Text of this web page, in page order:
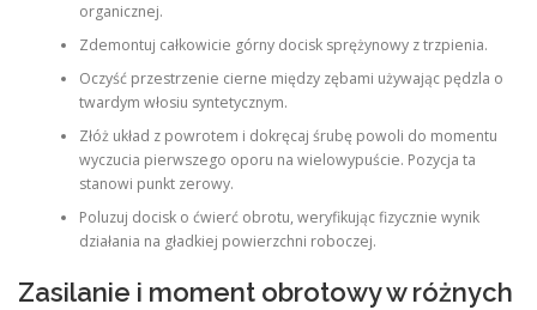
organicznej.
Zdemontuj całkowicie górny docisk sprężynowy z trzpienia.
Oczyść przestrzenie cierne między zębami używając pędzla o
twardym włosiu syntetycznym.
Złóż układ z powrotem i dokręcaj śrubę powoli do momentu
wyczucia pierwszego oporu na wielowypuście. Pozycja ta
stanowi punkt zerowy.
Poluzuj docisk o ćwierć obrotu, weryfikując fizycznie wynik
działania na gładkiej powierzchni roboczej.
Zasilanie i moment obrotowy w różnych